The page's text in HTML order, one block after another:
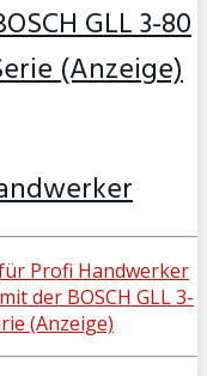
GLL 3-80
(Anzeige)
Profi Handwerker
der BOSCH GLL 3-
(Anzeige)